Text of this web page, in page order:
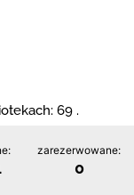
69 .
zarezerwowane:
0